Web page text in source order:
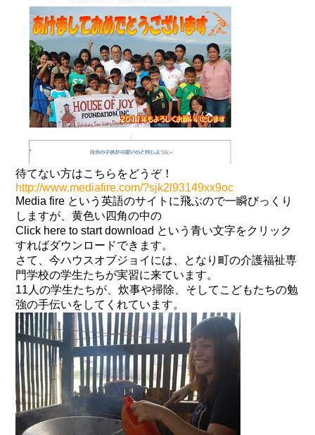
待てない方はこちらをどうぞ！
http://www.mediafire.com/?sjk2l93149xx9oc
Media fire という英語のサイトに飛ぶので一瞬びっくり
しますが、黄色い四角の中の
Click here to start download という青い文字をクリック
すればダウンロードできます。
さて、今ハウスオブジョイには、となり町の介護福祉専
門学校の学生たちが実習に来ています。
11人の学生たちが、炊事や掃除、そしてこどもたちの勉
強の手伝いをしてくれています。